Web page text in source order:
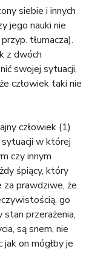
siebie i innych
jego nauki nie
tłumacza).
z dwóch
swojej sytuacji,
człowiek taki nie
człowiek (1)
w której
czy innym
śpiący, który
za prawdziwe, że
go
przerażenia,
są snem, nie
on mógłby je